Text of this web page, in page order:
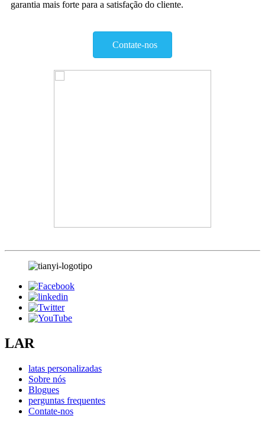
garantia mais forte para a satisfação do cliente.
Contate-nos
LAR
latas personalizadas
Sobre nós
Blogues
perguntas frequentes
Contate-nos